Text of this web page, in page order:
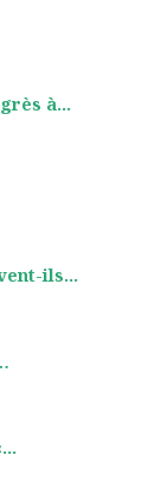
à...
ils...